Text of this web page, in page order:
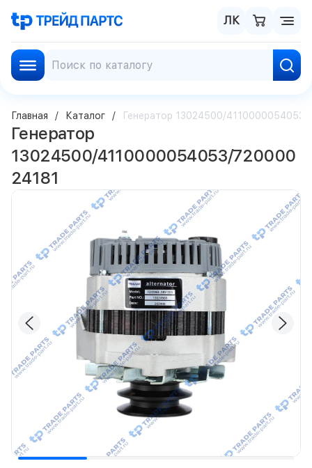
ЛК
Главная Каталог Генератор 13024500/4110000054053/
Генератор
13024500/4110000054053/720000
24181